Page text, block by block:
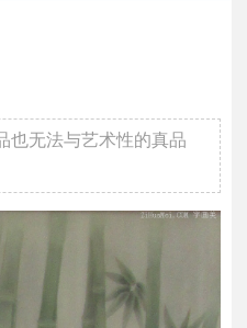
也无法与艺术性的真品